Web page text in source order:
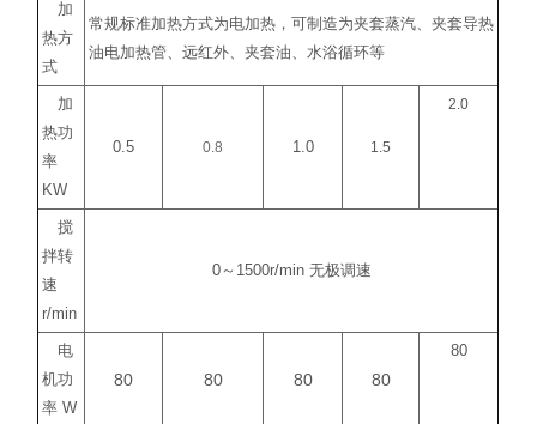
加
热方
式
常规标准加热方式为电加热，可制造为夹套蒸汽、夹套导热
油电加热管、远红外、夹套油、水浴循环等
加
热功
率
KW
0.5 0.8 1.0 1.5
2.0
搅
拌转
速
r/min
0～ 1500r/min 无极调速
电
机功
率 W
80 80 80 80
80